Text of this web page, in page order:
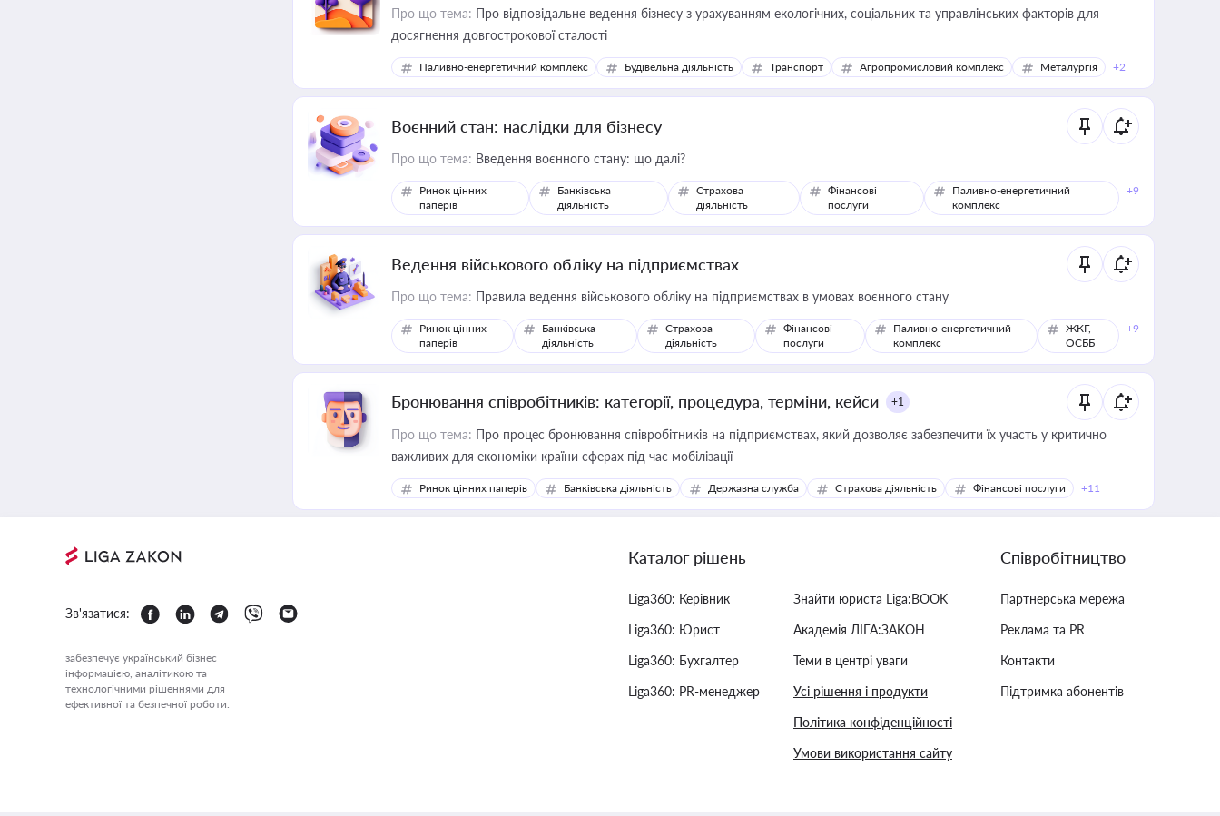
Про що тема: Про відповідальне ведення бізнесу з урахуванням екологічних, соціальних та управлінських факторів для
досягнення довгострокової сталості
Паливно-енергетичний комплекс Будівельна діяльність Транспорт Агропромисловий комплекс Металургія +2
Воєнний стан: наслідки для бізнесу
Про що тема: Введення воєнного стану: що далі?
Ринок цінних
паперів
Банківська
діяльність
Страхова
діяльність
Фінансові
послуги
Паливно-енергетичний
комплекс
+9
Ведення військового обліку на підприємствах
Про що тема: Правила ведення військового обліку на підприємствах в умовах воєнного стану
Ринок цінних
паперів
Банківська
діяльність
Страхова
діяльність
Фінансові
послуги
Паливно-енергетичний
комплекс
ЖКГ,
ОСББ
+9
Бронювання співробітників: категорії, процедура, терміни, кейси +1
Про що тема: Про процес бронювання співробітників на підприємствах, який дозволяє забезпечити їх участь у критично
важливих для економіки країни сферах під час мобілізації
Ринок цінних паперів Банківська діяльність Державна служба Страхова діяльність Фінансові послуги +11
Зв'язатися:
забезпечує український бізнес
інформацією, аналітикою та
технологічними рішеннями для
ефективної та безпечної роботи.
Каталог рішень
Liga360: Керівник
Liga360: Юрист
Liga360: Бухгалтер
Liga360: PR-менеджер
Знайти юриста Liga:BOOK
Академія ЛІГА:ЗАКОН
Теми в центрі уваги
Усі рішення і продукти
Політика конфіденційності
Умови використання сайту
Співробітництво
Партнерська мережа
Реклама та PR
Контакти
Підтримка абонентів